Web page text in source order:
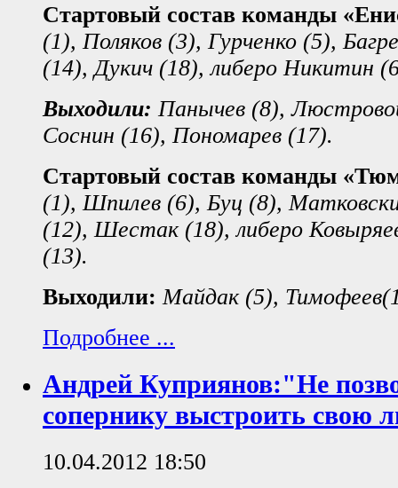
Стартовый состав команды
(1), Поляков (3), Гурченко (5),
(14), Дукич (18), либеро Никитин
Выходили: Панычев (8),
Соснин (16), Пономарев (17).
Стартовый состав команды
(1), Шпилев (6), Буц (8),
(12), Шестак (18), либеро
(13).
Выходили: Майдак (5),
Подробнее ...
Андрей Куприянов:"Не
сопернику выстроить свою
10.04.2012 18:50